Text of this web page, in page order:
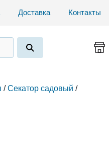
Доставка Контакты
/ Секатор садовый /